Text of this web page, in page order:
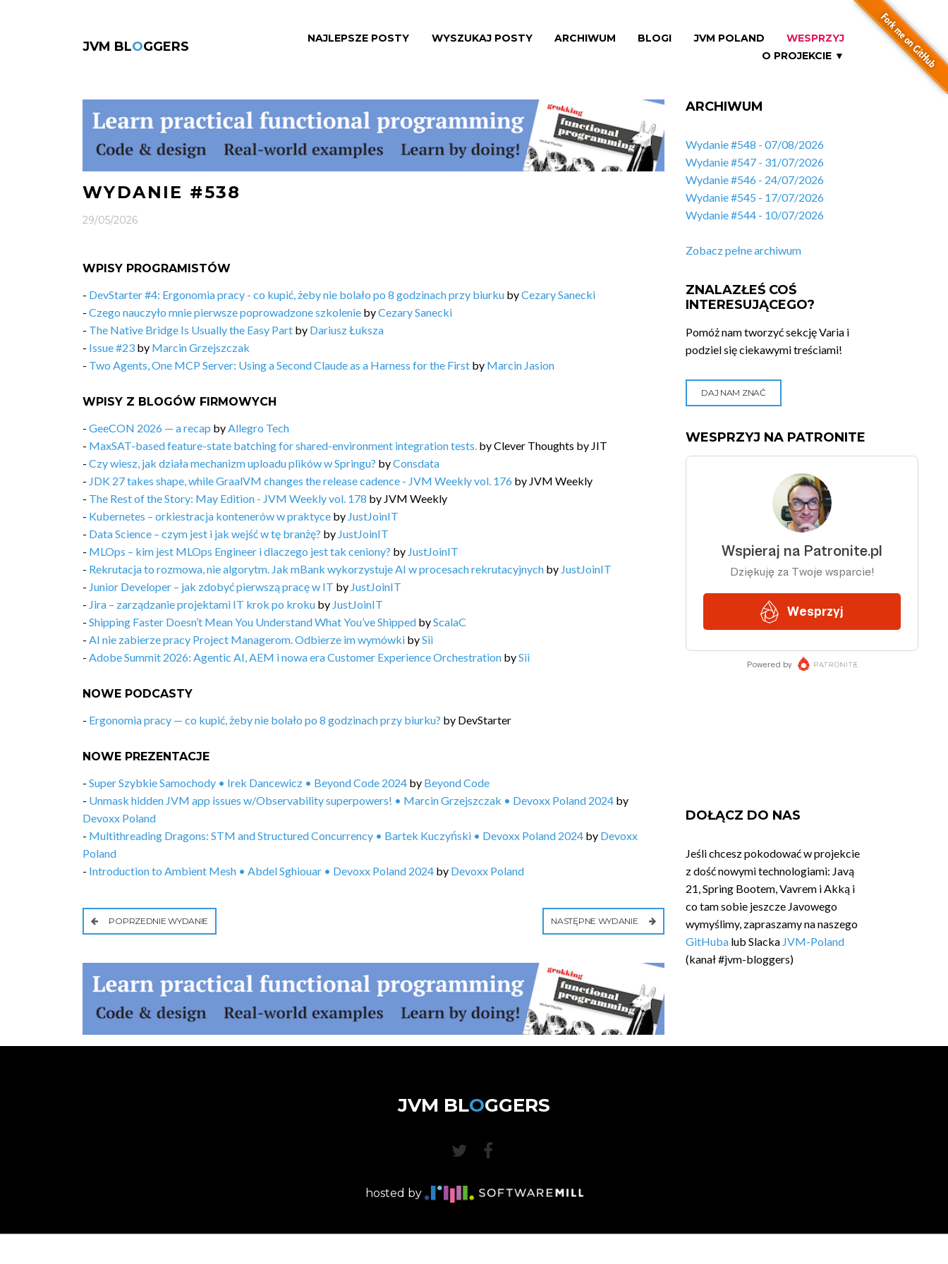
JVM BLOGGERS
NAJLEPSZE POSTY WYSZUKAJ POSTY ARCHIWUM BLOGI JVM POLAND
WESPRZYJ
O PROJEKCIE ▼
WYDANIE #538
29/05/2026
WPISY PROGRAMISTÓW
- DevStarter #4: Ergonomia pracy - co kupić, żeby nie bolało po 8 godzinach przy biurku byCezary Sanecki
- Czego nauczyło mnie pierwsze poprowadzone szkolenie byCezary Sanecki
- The Native Bridge Is Usually the Easy Part by Dariusz Łuksza
- Issue #23 by Marcin Grzejszczak
- Two Agents, One MCP Server: Using a Second Claude as a Harness for the First by Marcin Jasion
WPISY Z BLOGÓW FIRMOWYCH
- GeeCON 2026 — a recap byAllegro Tech
- MaxSAT-based feature-state batching for shared-environment integration tests. byClever Thoughts by JIT
- Czy wiesz, jak działa mechanizm uploadu plików w Springu? byConsdata
- JDK 27 takes shape, while GraalVM changes the release cadence - JVM Weekly vol. 176 by JVM Weekly
- The Rest of the Story: May Edition - JVM Weekly vol. 178 by JVM Weekly
- Kubernetes – orkiestracja kontenerów w praktyce by JustJoinIT
- Data Science – czym jest i jak wejść w tę branżę? by JustJoinIT
- MLOps – kim jest MLOps Engineer i dlaczego jest tak ceniony? by JustJoinIT
- Rekrutacja to rozmowa, nie algorytm. Jak mBank wykorzystuje AI w procesach rekrutacyjnych by JustJoinIT
- Junior Developer – jak zdobyć pierwszą pracę w IT by JustJoinIT
- Jira – zarządzanie projektami IT krok po kroku by JustJoinIT
- Shipping Faster Doesn’t Mean You Understand What You’ve Shipped byScalaC
- AI nie zabierze pracy Project Managerom. Odbierze im wymówki bySii
- Adobe Summit 2026: Agentic AI, AEM i nowa era Customer Experience Orchestration bySii
NOWE PODCASTY
- Ergonomia pracy — co kupić, żeby nie bolało po 8 godzinach przy biurku? by DevStarter
NOWE PREZENTACJE
- Super Szybkie Samochody • Irek Dancewicz • Beyond Code 2024 by Beyond Code
- Unmask hidden JVM app issues w/Observability superpowers! • Marcin Grzejszczak • Devoxx Poland 2024 by
Devoxx Poland
- Multithreading Dragons: STM and Structured Concurrency • Bartek Kuczyński • Devoxx Poland 2024 by Devoxx
Poland
- Introduction to Ambient Mesh • Abdel Sghiouar • Devoxx Poland 2024 by Devoxx Poland
POPRZEDNIE WYDANIE NASTĘPNE WYDANIE
ARCHIWUM
Wydanie #548 - 07/08/2026
Wydanie #547 - 31/07/2026
Wydanie #546 - 24/07/2026
Wydanie #545 - 17/07/2026
Wydanie #544 - 10/07/2026
Zobacz pełne archiwum
ZNALAZŁEŚ COŚ
INTERESUJĄCEGO?
Pomóż nam tworzyć sekcję Varia i
podziel się ciekawymi treściami!
DAJ NAM ZNAĆ
WESPRZYJ NA PATRONITE
DOŁĄCZ DO NAS
Jeśli chcesz pokodować w projekcie
z dość nowymi technologiami: Javą
21, Spring Bootem, Vavrem i Akką i
co tam sobie jeszcze Javowego
wymyślimy, zapraszamy na naszego
GitHuba lub Slacka JVM-Poland
(kanał #jvm-bloggers)
JVM BLOGGERS
hosted by